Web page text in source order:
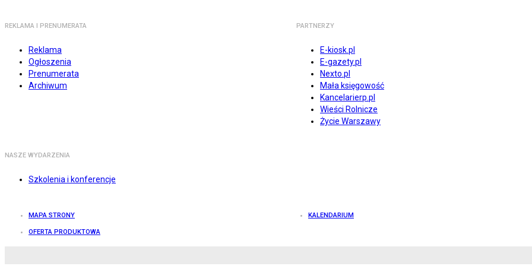
REKLAMA I PRENUMERATA
Reklama
Ogłoszenia
Prenumerata
Archiwum
PARTNERZY
E-kiosk.pl
E-gazety.pl
Nexto.pl
Mała księgowość
Kancelarierp.pl
Wieści Rolnicze
Życie Warszawy
NASZE WYDARZENIA
Szkolenia i konferencje
MAPA STRONY KALENDARIUM
OFERTA PRODUKTOWA